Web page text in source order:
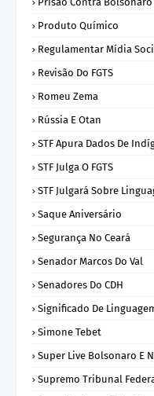
Produto Químico
Regulamentar Mídia
Revisão Do FGTS
Romeu Zema
Rússia E Otan
STF Apura Dados De
STF Julga O FGTS
STF Julgará Sobre
Saque Aniversário
Segurança No Ceará
Senador Marcos Do Val
Senadores Do CDH
Significado De
Simone Tebet
Super Live Bolsonaro E
Supremo Tribunal